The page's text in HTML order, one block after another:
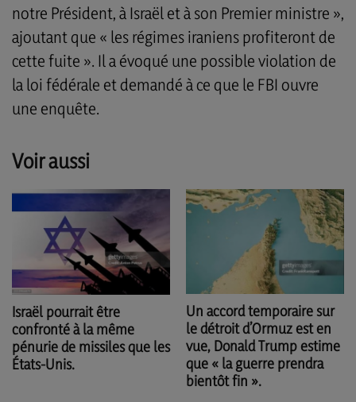
notre Président, à Israël et à son Premier ministre »,
ajoutant que « les régimes iraniens profiteront de
cette fuite ». Il a évoqué une possible violation de
la loi fédérale et demandé à ce que le FBI ouvre
une enquête.
Voir aussi
Israël pourrait être
confronté à la même
pénurie de missiles que les
États-Unis.
Un accord temporaire sur
le détroit d’Ormuz est en
vue, Donald Trump estime
que « la guerre prendra
bientôt fin ».